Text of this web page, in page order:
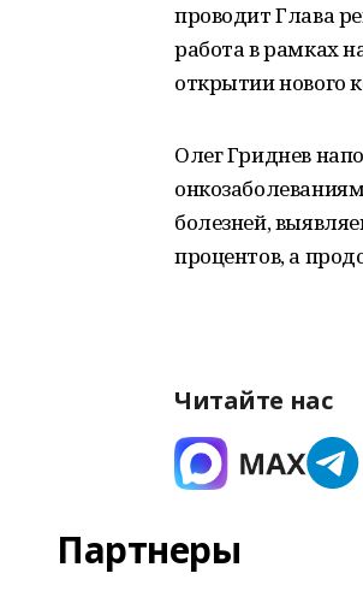
проводит Глава
работа в рамках
открытии нового
Олег Гриднев
болезней,
процентов, а
Читайте нас
Партнеры